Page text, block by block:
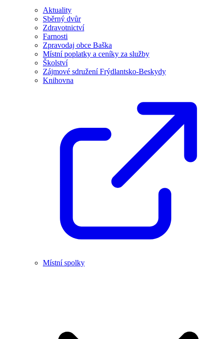
Aktuality
Sběrný dvůr
Zdravotnictví
Farnosti
Zpravodaj obce Baška
Místní poplatky a ceníky za služby
Školství
Zájmové sdružení Frýdlantsko-Beskydy
Knihovna
Místní spolky